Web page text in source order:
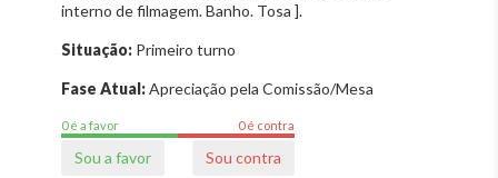
interno de filmagem. Banho. Tosa ].
Situação: Primeiro turno
Fase Atual:Apreciação pela Comissão/Mesa
0 é a favor 0 é contra
Sou a favor Sou contra